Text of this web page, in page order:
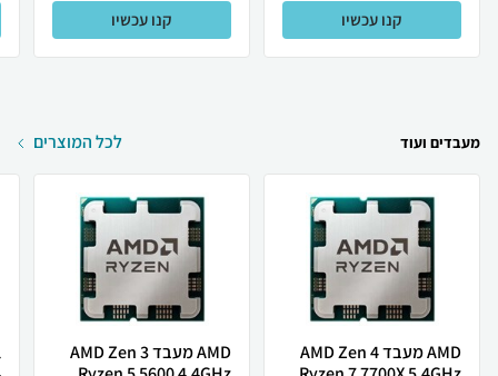
קנו עכשיו קנו עכשיו
מעבדים ועוד לכל המוצרים
AMD מעבד AMD Zen 4
AMD מעבד AMD Zen 3